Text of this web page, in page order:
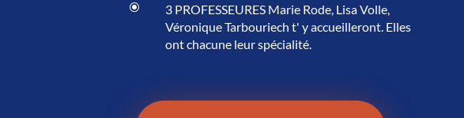
\
3 PROFESSEURES Marie Rode, Lisa Volle,
Véronique Tarbouriech t' y accueilleront. Elles
ont chacune leur spécialité.